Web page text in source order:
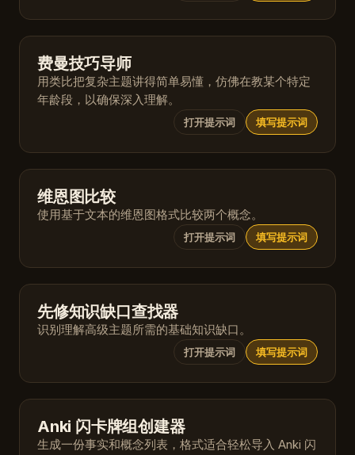
费曼技巧导师
用类比把复杂主题讲得简单易懂，仿佛在教某个特定
年龄段，以确保深入理解。
打开提示词 填写提示词
维恩图比较
使用基于文本的维恩图格式比较两个概念。
打开提示词 填写提示词
先修知识缺口查找器
识别理解高级主题所需的基础知识缺口。
打开提示词 填写提示词
Anki 闪卡牌组创建器
生成一份事实和概念列表，格式适合轻松导入 Anki 闪